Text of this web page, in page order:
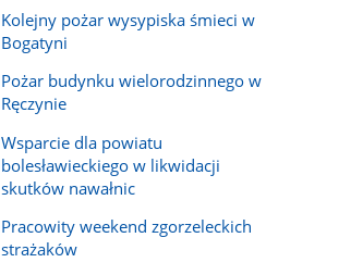
Kolejny pożar wysypiska śmieci w
Bogatyni
Pożar budynku wielorodzinnego w
Ręczynie
Wsparcie dla powiatu
bolesławieckiego w likwidacji
skutków nawałnic
Pracowity weekend zgorzeleckich
strażaków